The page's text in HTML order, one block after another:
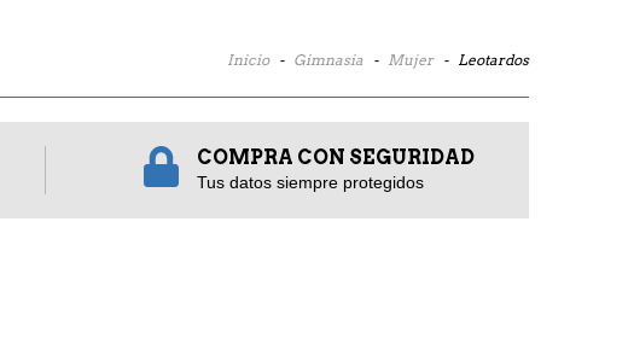
Inicio - Gimnasia - Mujer - Leotardos
COMPRA CON SEGURIDAD
Tus datos siempre protegidos